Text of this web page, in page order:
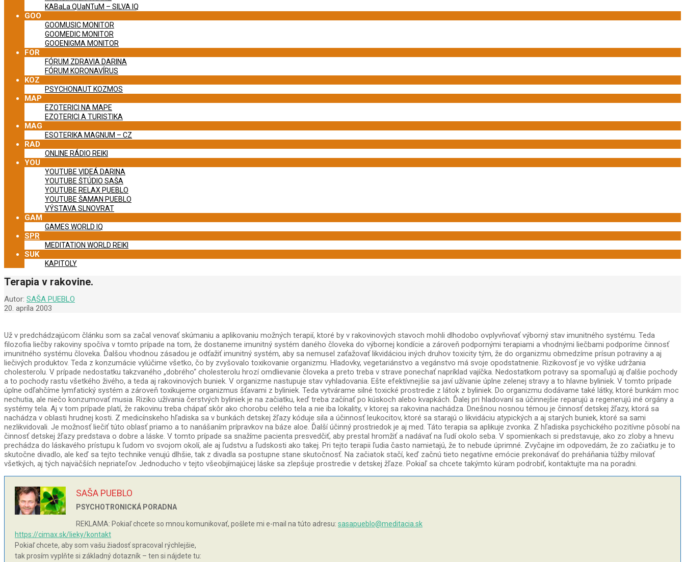
KABaLa QUaNTuM – SILVA IQ
GOO
GOOMUSIC MONITOR
GOOMEDIC MONITOR
GOOENIGMA MONITOR
FOR
FÓRUM ZDRAVIA DARINA
FÓRUM KORONAVÍRUS
KOZ
PSYCHONAUT KOZMOS
MAP
EZOTERICI NA MAPE
EZOTERICI A TURISTIKA
MAG
ESOTERIKA MAGNUM – CZ
RAD
ONLINE RÁDIO REIKI
YOU
YOUTUBE VIDEÁ DARINA
YOUTUBE ŠTÚDIO SAŠA
YOUTUBE RELAX PUEBLO
YOUTUBE ŠAMAN PUEBLO
VÝSTAVA SLNOVRAT
GAM
GAMES WORLD IQ
SPR
MEDITATION WORLD REIKI
SUK
KAPITOLY
Terapia v rakovine.
Autor: SAŠA PUEBLO
20. apríla 2003
Už v predchádzajúcom článku som sa začal venovať skúmaniu a aplikovaniu možných terapií, ktoré by v rakovinových stavoch mohli dlhodobo ovplyvňovať výborný stav imunitného systému. Teda
filozofia liečby rakoviny spočíva v tomto prípade na tom, že dostaneme imunitný systém daného človeka do výbornej kondície a zároveň podpornými terapiami a vhodnými liečbami podporíme činnosť
imunitného systému človeka. Ďalšou vhodnou zásadou je odťažiť imunitný systém, aby sa nemusel zaťažovať likvidáciou iných druhov toxicity tým, že do organizmu obmedzíme prísun potraviny a aj
liečivých produktov. Teda z konzumácie vylúčime všetko, čo by zvyšovalo toxikovanie organizmu. Hladovky, vegetariánstvo a vegánstvo má svoje opodstatnenie. Rizikovosť je vo výške udržania
cholesterolu. V prípade nedostatku takzvaného „dobrého“ cholesterolu hrozí omdlievanie človeka a preto treba v strave ponechať napríklad vajíčka. Nedostatkom potravy sa spomaľujú aj ďalšie pochody
a to pochody rastu všetkého živého, a teda aj rakovinových buniek. V organizme nastupuje stav vyhladovania. Ešte efektívnejšie sa javí užívanie úplne zelenej stravy a to hlavne byliniek. V tomto prípade
úplne odľahčíme lymfatický systém a zároveň toxikujeme organizmus šťavami z byliniek. Teda vytvárame silné toxické prostredie z látok z byliniek. Do organizmu dodávame také látky, ktoré bunkám moc
nechutia, ale niečo konzumovať musia. Riziko užívania čerstvých byliniek je na začiatku, keď treba začínať po kúskoch alebo kvapkách. Ďalej pri hladovaní sa účinnejšie reparujú a regenerujú iné orgány a
systémy tela. Aj v tom prípade platí, že rakovinu treba chápať skôr ako chorobu celého tela a nie iba lokality, v ktorej sa rakovina nachádza. Dnešnou nosnou témou je činnosť detskej žľazy, ktorá sa
nachádza v oblasti hrudnej kosti. Z medicínskeho hľadiska sa v bunkách detskej žľazy kóduje sila a účinnosť leukocitov, ktoré sa starajú o likvidáciu atypických a aj starých buniek, ktoré sa sami
nezlikvidovali. Je možnosť liečiť túto oblasť priamo a to nanášaním prípravkov na báze aloe. Ďalší účinný prostriedok je aj med. Táto terapia sa aplikuje zvonka. Z hľadiska psychického pozitívne pôsobí na
činnosť detskej žľazy predstava o dobre a láske. V tomto prípade sa snažíme pacienta presvedčiť, aby prestal hromžiť a nadávať na ľudí okolo seba. V spomienkach si predstavuje, ako zo zloby a hnevu
prechádza do láskavého prístupu k ľudom vo svojom okolí, ale aj ľudstvu a ľudskosti ako takej. Pri tejto terapii ľudia často namietajú, že to nebude úprimné. Zvyčajne im odpovedám, že zo začiatku je to
skutočne divadlo, ale keď sa tejto technike venujú dlhšie, tak z divadla sa postupne stane skutočnosť. Na začiatok stačí, keď začnú tieto negatívne emócie prekonávať do preháňania túžby milovať
všetkých, aj tých najväčších nepriateľov. Jednoducho v tejto všeobjímajúcej láske sa zlepšuje prostredie v detskej žľaze. Pokiaľ sa chcete takýmto kúram podrobiť, kontaktujte ma na poradni.
SAŠA PUEBLO
PSYCHOTRONICKÁ PORADNA
REKLAMA: Pokiaľ chcete so mnou komunikovať, pošlete mi e-mail na túto adresu: sasapueblo@meditacia.sk
https://cimax.sk/lieky/kontakt
Pokiaľ chcete, aby som vašu žiadosť spracoval rýchlejšie,
tak prosím vyplňte si základný dotazník – ten si nájdete tu: